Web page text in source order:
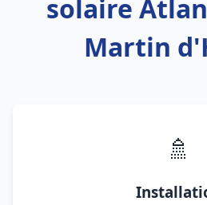
solaire
Martin
🚿